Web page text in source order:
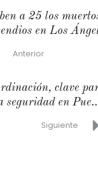
a 25 los
en Los
Anterior
clave
seguridad en
Siguiente